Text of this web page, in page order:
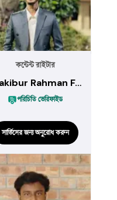
কন্টেন্ট রাইটার
shakibur Rahman Faysal
পরিচিতি ভেরিফাইড
সার্ভিসের জন্য অনুরোধ করুন